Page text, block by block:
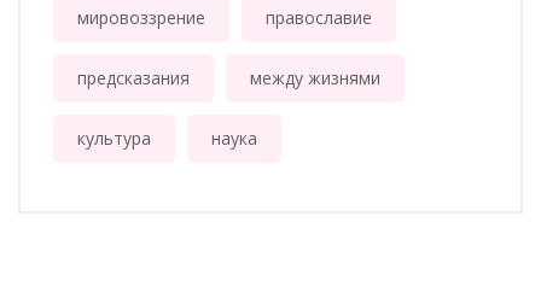
мировоззрение православие
предсказания между жизнями
культура наука